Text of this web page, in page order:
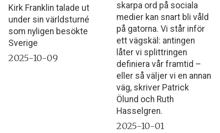
Kirk Franklin talade ut
under sin världsturné
som nyligen besökte
Sverige
2025-10-09
skarpa ord på sociala
medier kan snart bli våld
på gatorna. Vi står inför
ett vägskäl: antingen
låter vi splittringen
definiera vår framtid –
eller så väljer vi en annan
väg, skriver Patrick
Ölund och Ruth
Hasselgren.
2025-10-01